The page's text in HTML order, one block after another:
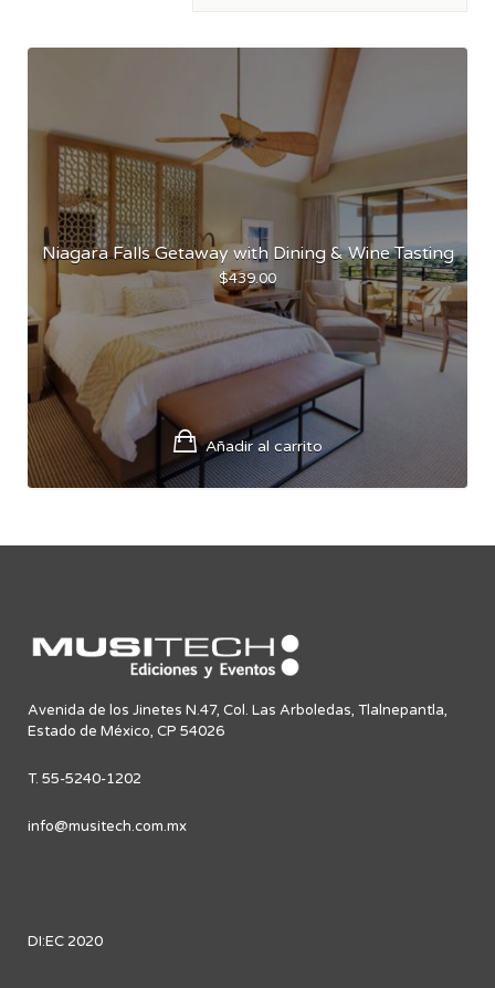
Niagara Falls Getaway with Dining & Wine Tasting
$439.00
Añadir al carrito
Avenida de los Jinetes N.47, Col. Las Arboledas, Tlalnepantla,
Estado de México, CP 54026
T. 55-5240-1202
info@musitech.com.mx
DI:EC 2020